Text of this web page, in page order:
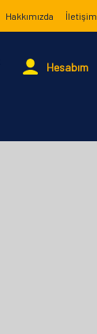
Hakkımızda İletişim
Hesabım